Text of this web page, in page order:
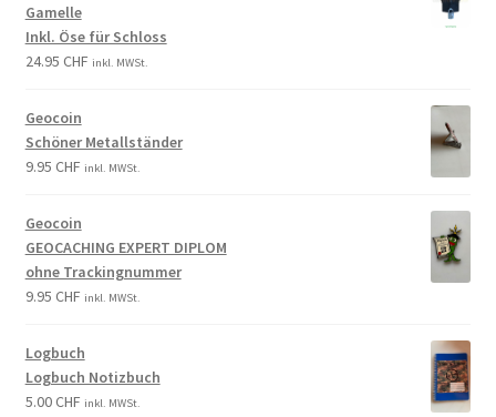
Gamelle
Inkl. Öse für Schloss
24.95 CHF inkl. MWSt.
Geocoin
Schöner Metallständer
9.95 CHF inkl. MWSt.
Geocoin
GEOCACHING EXPERT DIPLOM
ohne Trackingnummer
9.95 CHF inkl. MWSt.
Logbuch
Logbuch Notizbuch
5.00CHF inkl. MWSt.